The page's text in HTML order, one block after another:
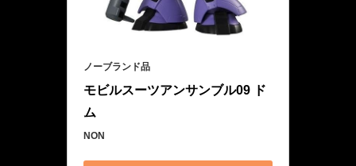
ノーブランド品
モビルスーツアンサンブル09 ド
ム
NON